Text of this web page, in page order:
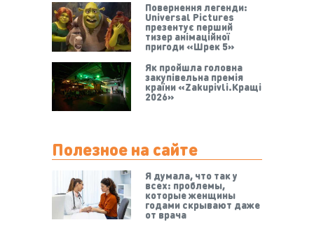
Повернення легенди:
Universal Pictures
презентує перший
тизер анімаційної
пригоди «Шрек 5»
Як пройшла головна
закупівельна премія
країни «Zakupivli.Кращі
2026»
Полезное на сайте
Я думала, что так у
всех: проблемы,
которые женщины
годами скрывают даже
от врача